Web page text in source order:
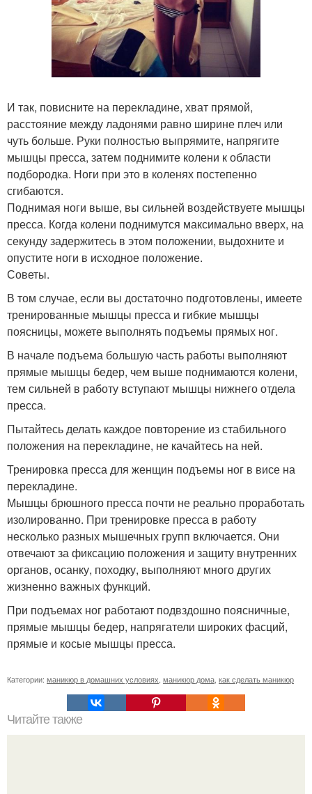
И так, повисните на перекладине, хват прямой,
расстояние между ладонями равно ширине плеч или
чуть больше. Руки полностью выпрямите, напрягите
мышцы пресса, затем поднимите колени к области
подбородка. Ноги при это в коленях постепенно
сгибаются.
Поднимая ноги выше, вы сильней воздействуете мышцы
пресса. Когда колени поднимутся максимально вверх, на
секунду задержитесь в этом положении, выдохните и
опустите ноги в исходное положение.
Советы.
В том случае, если вы достаточно подготовлены, имеете
тренированные мышцы пресса и гибкие мышцы
поясницы, можете выполнять подъемы прямых ног.
В начале подъема большую часть работы выполняют
прямые мышцы бедер, чем выше поднимаются колени,
тем сильней в работу вступают мышцы нижнего отдела
пресса.
Пытайтесь делать каждое повторение из стабильного
положения на перекладине, не качайтесь на ней.
Тренировка пресса для женщин подъемы ног в висе на
перекладине.
Мышцы брюшного пресса почти не реально проработать
изолированно. При тренировке пресса в работу
несколько разных мышечных групп включается. Они
отвечают за фиксацию положения и защиту внутренних
органов, осанку, походку, выполняют много других
жизненно важных функций.
При подъемах ног работают подвздошно поясничные,
прямые мышцы бедер, напрягатели широких фасций,
прямые и косые мышцы пресса.
Категории: маникюр в домашних условиях маникюр дома как сделать маникюр
Читайте также